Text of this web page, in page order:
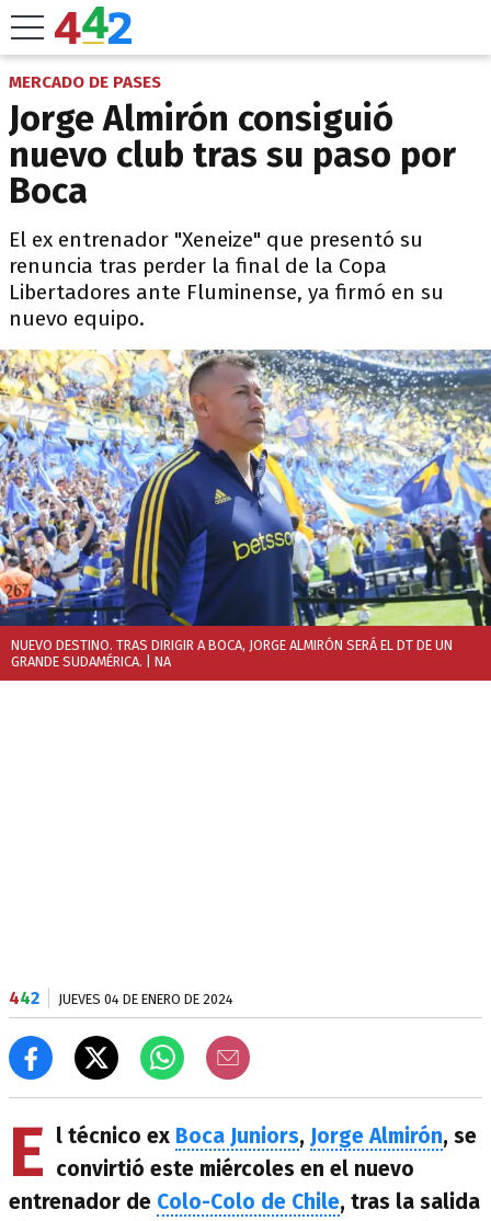
MERCADO DE PASES
Jorge Almirón consiguió
nuevo club tras su paso por
Boca
El ex entrenador "Xeneize" que presentó su
renuncia tras perder la final de la Copa
Libertadores ante Fluminense, ya firmó en su
nuevo equipo.
NUEVO DESTINO. TRAS DIRIGIR A BOCA, JORGE ALMIRÓN SERÁ EL DT DE UN
GRANDE SUDAMÉRICA. | NA
442 JUEVES 04 DE ENERO DE 2024
E l técnico ex Boca Juniors, Jorge Almirón, se
convirtió este miércoles en el nuevo
entrenador de Colo-Colo de Chile, tras la salida